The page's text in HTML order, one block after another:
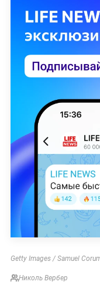
Getty Images / Samuel
Николь Вербер